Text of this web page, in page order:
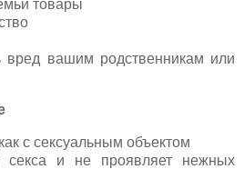
товары
вред вашим родственникам или
с сексуальным объектом
секса и не проявляет нежных